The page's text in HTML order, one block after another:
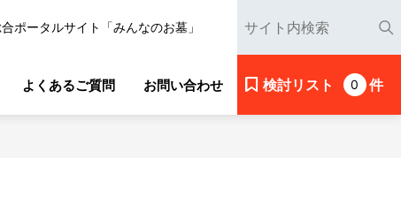
ポータルサイト「みんなのお墓」
よくあるご質問 お問い合わせ 検討リスト 0 件